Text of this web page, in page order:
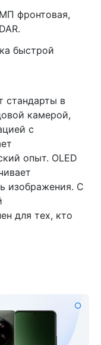
фронтовая,
быстрой
стандарты в
камерой,
с
опыт. OLED
изображения. С
для тех, кто